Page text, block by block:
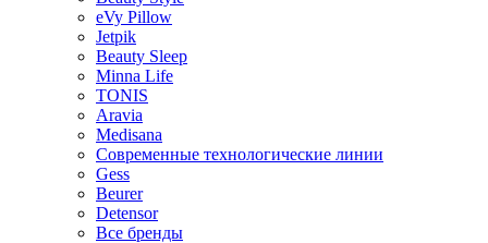
eVy Pillow
Jetpik
Beauty Sleep
Minna Life
TONIS
Aravia
Medisana
Современные технологические линии
Gess
Beurer
Detensor
Все бренды